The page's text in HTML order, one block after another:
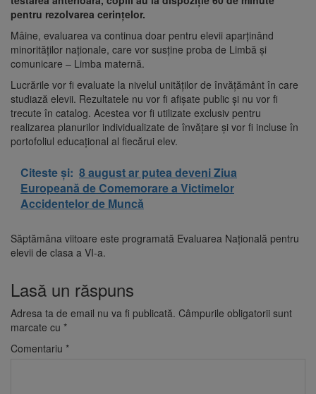
pentru rezolvarea cerințelor.
Mâine, evaluarea va continua doar pentru elevii aparținând
minorităților naționale, care vor susține proba de Limbă și
comunicare – Limba maternă.
Lucrările vor fi evaluate la nivelul unităților de învățământ în care
studiază elevii. Rezultatele nu vor fi afișate public și nu vor fi
trecute în catalog. Acestea vor fi utilizate exclusiv pentru
realizarea planurilor individualizate de învățare și vor fi incluse în
portofoliul educațional al fiecărui elev.
Citeste și: 8 august ar putea deveni Ziua
Europeană de Comemorare a Victimelor
Accidentelor de Muncă
Săptămâna viitoare este programată Evaluarea Națională pentru
elevii de clasa a VI-a.
Lasă un răspuns
Adresa ta de email nu va fi publicată. Câmpurile obligatorii sunt
marcate cu *
Comentariu *